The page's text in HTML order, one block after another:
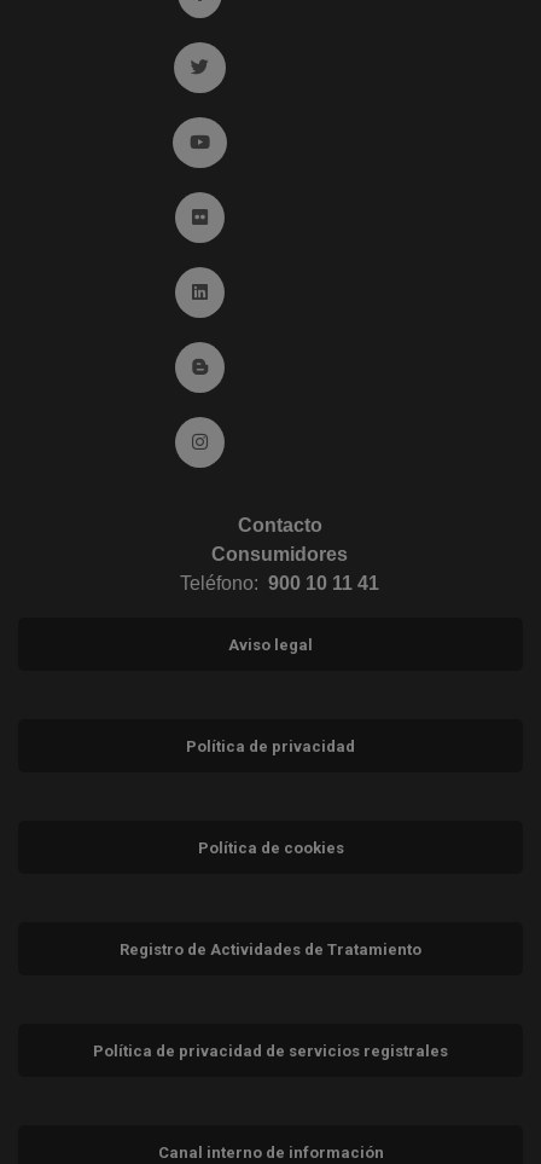
Ir a twitter (abre en ventana nueva)
Ir a YouTube (abre en ventana nueva)
Ir a Flickr (abre en ventana nueva)
Ir a Linkedin (abre en ventana nueva)
Ir al Blog (abre en ventana nueva)
Ir a Instagram (abre en ventana nueva)
Contacto
Consumidores
Teléfono: 900 10 11 41
Aviso legal
Política de privacidad
Política de cookies
Registro de Actividades de Tratamiento
Política de privacidad de servicios registrales
Canal interno de información